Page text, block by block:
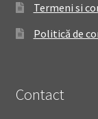
Termeni si
Politică de
Contact